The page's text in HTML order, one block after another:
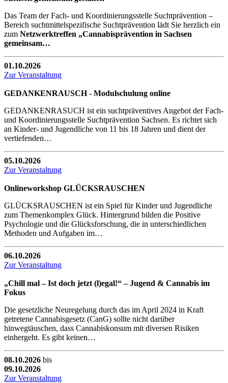
Das Team der Fach- und Koordinierungsstelle Suchtprävention –
Bereich suchtmittelspezifische Suchtprävention lädt Sie herzlich ein
zum Netzwerktreffen „Cannabisprävention in Sachsen
gemeinsam…
01.10.2026
Zur Veranstaltung
GEDANKENRAUSCH - Modulschulung online
GEDANKENRASUCH ist ein suchtpräventives Angebot der Fach-
und Koordinierungsstelle Suchtprävention Sachsen. Es richtet sich
an Kinder- und Jugendliche von 11 bis 18 Jahren und dient der
vertiefenden…
05.10.2026
Zur Veranstaltung
Onlineworkshop GLÜCKSRAUSCHEN
GLÜCKSRAUSCHEN ist ein Spiel für Kinder und Jugendliche
zum Themenkomplex Glück. Hintergrund bilden die Positive
Psychologie und die Glücksforschung, die in unterschiedlichen
Methoden und Aufgaben im…
06.10.2026
Zur Veranstaltung
„Chill mal – Ist doch jetzt (l)egal!“ – Jugend & Cannabis im
Fokus
Die gesetzliche Neuregelung durch das im April 2024 in Kraft
getretene Cannabisgesetz (CanG) sollte nicht darüber
hinwegtäuschen, dass Cannabiskonsum mit diversen Risiken
einhergeht. Es gibt keinen…
08.10.2026 bis
09.10.2026
Zur Veranstaltung